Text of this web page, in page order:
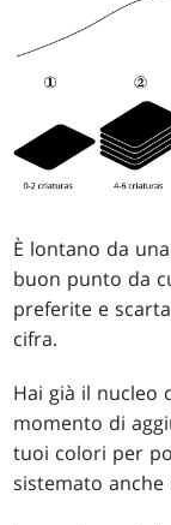
È lontano da
buon punto da
preferite e
cifra.
Hai già il nucleo
momento di
tuoi colori per
sistemato